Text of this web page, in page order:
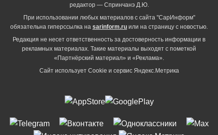
редактор — Спринчанэ Д.Ю.
При использовании любых материалов с сайта "СарИнформ"
обязательна гиперссылка на sarinform.ru или на страницу с новостью.
Редакция не несет ответственность за достоверность информации в
рекламных материалах. Такие материалы выходят с пометкой
«Партнёрский материал» и «Реклама».
Сайт использует Cookie и сервиc Яндекс.Метрика